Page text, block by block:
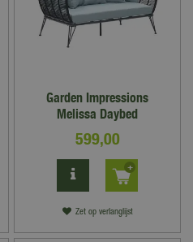
Garden Impressions
Melissa Daybed
599,00
Zet op verlanglijst